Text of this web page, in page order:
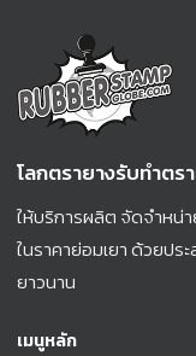
โลกตรายางรับทำตร
ให้บริการผลิต จัดจำหน่
ในราคาย่อมเยา ด้วยป
ยาวนาน
เมนูหลัก